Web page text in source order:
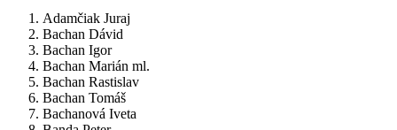
Adamčiak Juraj
Bachan Dávid
Bachan Igor
Bachan Marián ml.
Bachan Rastislav
Bachan Tomáš
Bachanová Iveta